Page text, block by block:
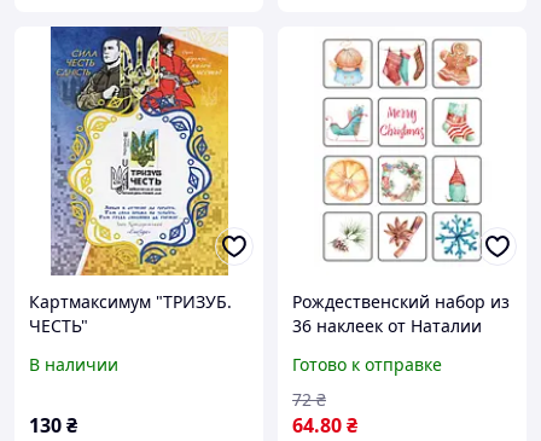
Картмаксимум "ТРИЗУБ.
ЧЕСТЬ"
В наличии
130₴
Рождественский набор из
36 наклеек от Наталии
Готово к отправке
64.80₴
72 ₴